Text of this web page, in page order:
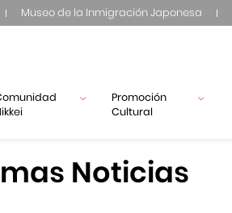
Museo de la Inmigración Japonesa
Promoción
Cultural
Noticias